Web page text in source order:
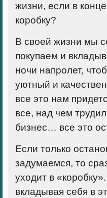
жизни, если в
коробку?
В своей жизни мы
покупаем и
ночи напролет,
уютный и
все это нам
все, над чем
бизнес… все это
Если только
задумаемся, то
уходит в
вкладывая себя в